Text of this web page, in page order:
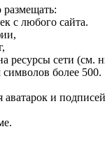
с любого сайта.
ресурсы сети (см.
символов более 500.
аватарок и